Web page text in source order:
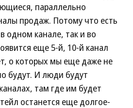
параллельно
продаж. Потому что есть
одном канале, так и во
еще 5-й, 10-й канал
о которых мы еще даже не
будут. И люди будут
там где им будет
останется еще долгое-